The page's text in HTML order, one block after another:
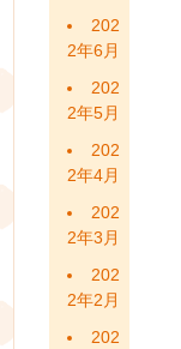
202
2年6月
202
2年5月
202
2年4月
202
2年3月
202
2年2月
202